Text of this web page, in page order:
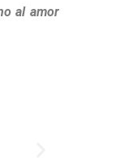
al amor